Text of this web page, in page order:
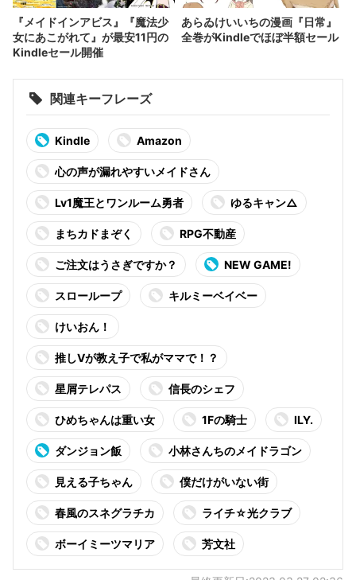
『メイドインアビス』『魔法少
女にあこがれて』が最安11円の
Kindleセール開催
あらゐけいいちの漫画『日常』
全巻がKindleでほぼ半額セール
関連キーフレーズ
Kindle Amazon
心の声が漏れやすいメイドさん
Lv1魔王とワンルーム勇者 ゆるキャン△
まちカドまぞく RPG不動産
ご注文はうさぎですか？ NEW GAME!
スローループ キルミーベイベー
けいおん！
推しVが教え子で私がママで！？
星屑テレパス 信長のシェフ
ひめちゃんは重い女 1Fの騎士 ILY.
ダンジョン飯 小林さんちのメイドラゴン
見える子ちゃん 僕だけがいない街
春風のスネグラチカ ライチ☆光クラブ
ボーイミーツマリア 芳文社